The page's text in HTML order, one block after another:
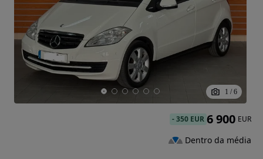
1 / 6
-350 EUR 6 900 EUR
Dentro da média